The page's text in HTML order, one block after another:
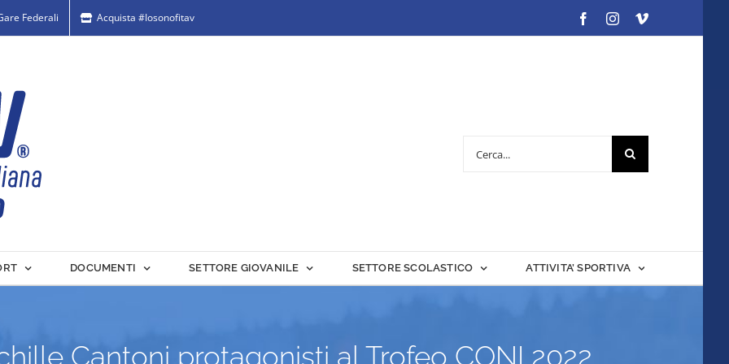
Federali Acquista #Iosonofitav FacebookInstagramVimeo
DOCUMENTI SETTORE GIOVANILE SETTORE SCOLASTICO ATTIVITA’ SPORTIVA
Cantoni protagonisti al Trofeo CONI 2022